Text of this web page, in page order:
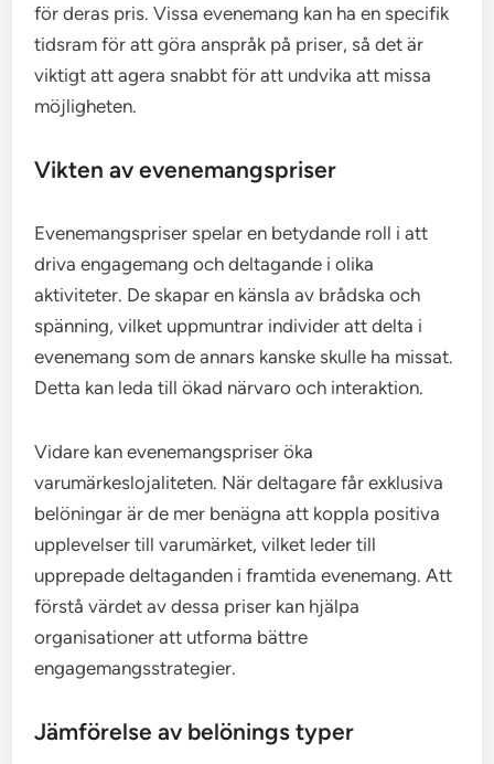
för deras pris. Vissa evenemang kan ha en specifik
tidsram för att göra anspråk på priser, så det är
viktigt att agera snabbt för att undvika att missa
möjligheten.
Vikten av evenemangspriser
Evenemangspriser spelar en betydande roll i att
driva engagemang och deltagande i olika
aktiviteter. De skapar en känsla av brådska och
spänning, vilket uppmuntrar individer att delta i
evenemang som de annars kanske skulle ha missat.
Detta kan leda till ökad närvaro och interaktion.
Vidare kan evenemangspriser öka
varumärkeslojaliteten. När deltagare får exklusiva
belöningar är de mer benägna att koppla positiva
upplevelser till varumärket, vilket leder till
upprepade deltaganden i framtida evenemang. Att
förstå värdet av dessa priser kan hjälpa
organisationer att utforma bättre
engagemangsstrategier.
Jämförelse av belönings typer